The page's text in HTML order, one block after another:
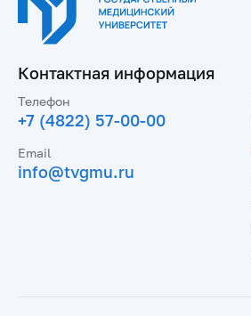
Контактная информация
Телефон
+7 (4822) 57-00-00
Email
info@tvgmu.ru